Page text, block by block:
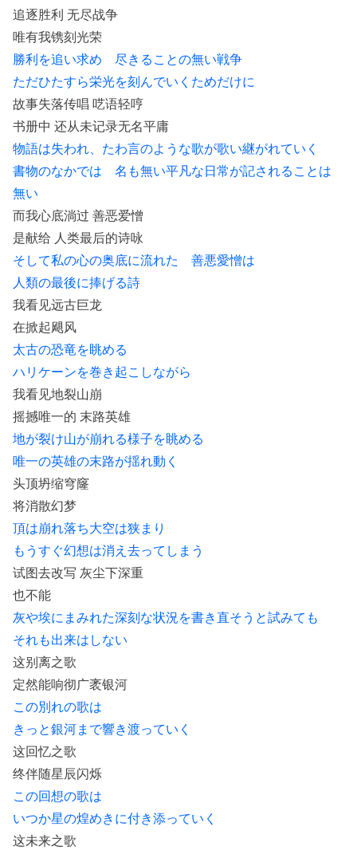
追逐胜利 无尽战争
唯有我镌刻光荣
勝利を追い求め 尽きることの無い戦争
ただひたすら栄光を刻んでいくためだけに
故事失落传唱 呓语轻哼
书册中 还从未记录无名平庸
物語は失われ、たわ言のような歌が歌い継がれていく
書物のなかでは 名も無い平凡な日常が記されることは
無い
而我心底淌过 善恶爱憎
是献给 人类最后的诗咏
そして私の心の奥底に流れた 善悪愛憎は
人類の最後に捧げる詩
我看见远古巨龙
在掀起飓风
太古の恐竜を眺める
ハリケーンを巻き起こしながら
我看见地裂山崩
摇撼唯一的 末路英雄
地が裂け山が崩れる様子を眺める
唯一の英雄の末路が揺れ動く
头顶坍缩穹窿
将消散幻梦
頂は崩れ落ち大空は狭まり
もうすぐ幻想は消え去ってしまう
试图去改写 灰尘下深重
也不能
灰や埃にまみれた深刻な状況を書き直そうと試みても
それも出来はしない
这别离之歌
定然能响彻广袤银河
この別れの歌は
きっと銀河まで響き渡っていく
这回忆之歌
终伴随星辰闪烁
この回想の歌は
いつか星の煌めきに付き添っていく
这未来之歌